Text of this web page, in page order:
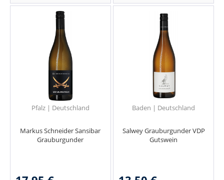
Pfalz | Deutschland
Markus Schneider Sansibar
Grauburgunder
Baden | Deutschland
Salwey Grauburgunder VDP
Gutswein